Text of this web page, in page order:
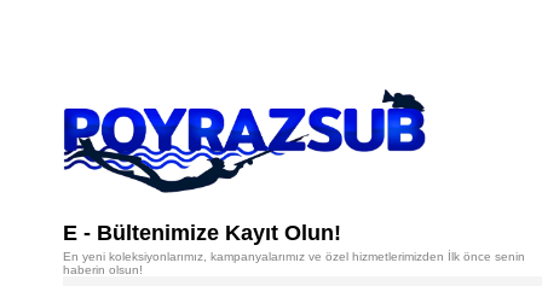
E - Bültenimize Kayıt Olun!
En yeni koleksiyonlarımız, kampanyalarımız ve özel hizmetlerimizden İlk önce senin
haberin olsun!